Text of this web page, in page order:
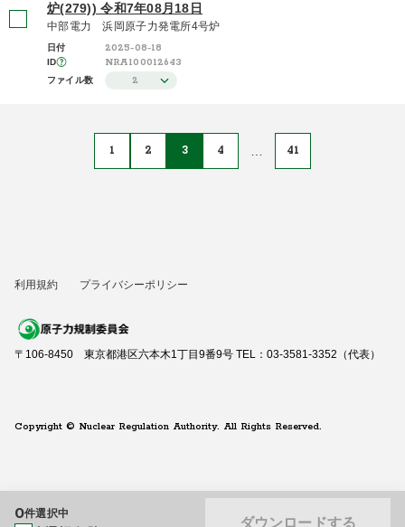
炉(279)) 令和7年08月18日
中部電力 浜岡原子力発電所4号炉
日付 2025-08-18
ID NRA100012643
ファイル数 2
1 2 3 4 41
0件選択中
ダウンロードする
利用規約 プライバシーポリシー
〒106-8450 東京都港区六本木1丁目9番9号 TEL：03-3581-3352（代表）
Copyright © Nuclear Regulation Authority. All Rights Reserved.